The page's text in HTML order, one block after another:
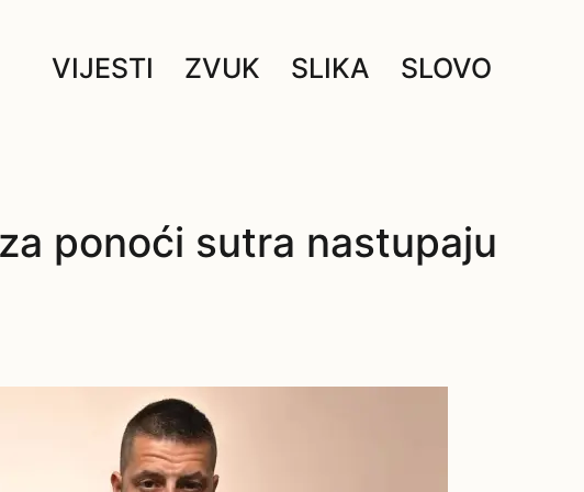
VIJESTI ZVUK SLIKA SLOVO
ponoći sutra nastupaju